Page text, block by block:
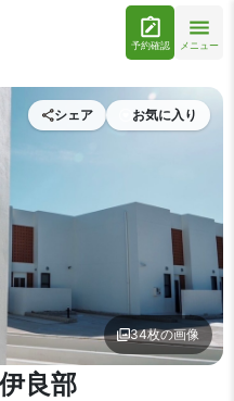
予約確認 メニュー
外観の写真を拡大表示
シェア お気に入り
34枚の画像
良部